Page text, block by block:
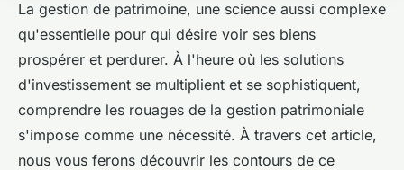
La gestion de patrimoine, une science aussi complexe
qu'essentielle pour qui désire voir ses biens
prospérer et perdurer. À l'heure où les solutions
d'investissement se multiplient et se sophistiquent,
comprendre les rouages de la gestion patrimoniale
s'impose comme une nécessité. À travers cet article,
nous vous ferons découvrir les contours de ce